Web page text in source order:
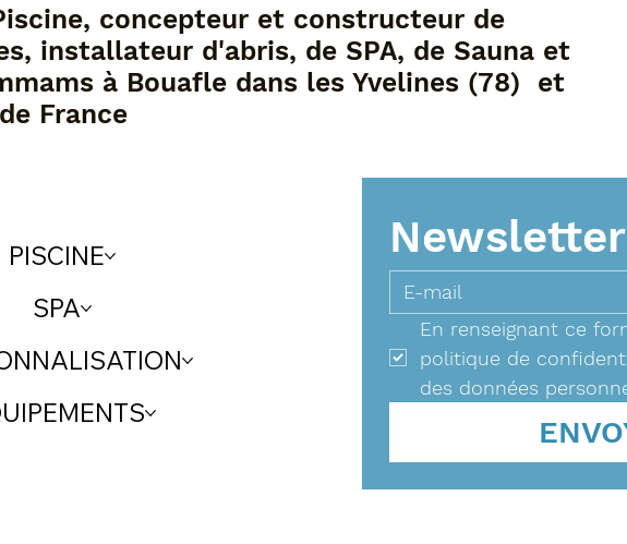
concepteur et constructeur de
installateur d'abris, de SPA, de Sauna et
à Bouafle dans les Yvelines (78) et
France
PISCINE
SPA
Newsletter
En renseignant ce
politique de
des données